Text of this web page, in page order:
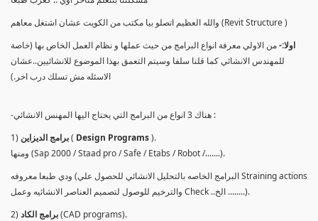
والله العظيم اتصلو بيا مكتب من الكويت عشان اشتغل معاهم (Revit Structure )
اولا:-من الاولي معرفة انواع البرامج من حيث عملها و نظام العمل الخاص بها (خاصة
للمهندس الانشائي كما قلنا سلفا وسيتم التعمق بهذا الموضوع للانشائيين..عشان
الاسئله مش تسلك درب اخر.)
-هناك 3 انواع من البرامج التي يحتاج اليها المهنس الانشائي :
1) برامج الديزاين( Design Programs).
ومنها (Sap 2000 / Staad pro / Safe / Etabs / Robot /.......).
ودي طبعا معروفه (البرامج الخاصه بالتحليل الانشائي للحصول علي Straining actions
والترخيم للوصول لتصميم العناصر الانشائيه وعمل Check ..الخ ........).
2) برامج الكاد(CAD programs).